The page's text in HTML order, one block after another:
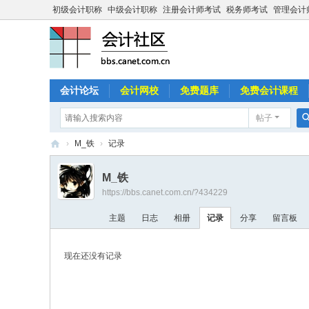
初级会计职称 中级会计职称 注册会计师考试 税务师考试 管理会计
会计论坛 会计网校 免费题库 免费会计课程
帖子
中
国
会
› M_铁 › 记录
M_铁
https://bbs.canet.com.cn/?434229
主题 日志 相册 记录 分享 留言板
现在还没有记录